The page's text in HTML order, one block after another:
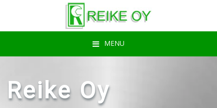
valikkoon
MENU
Reike Oy